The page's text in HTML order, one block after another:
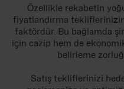
Özellikle rekabetin
fiyatlandırma tekliflerinizin
faktördür. Bu bağlamda
için cazip hem de
belirleme
Satış tekliflerinizi